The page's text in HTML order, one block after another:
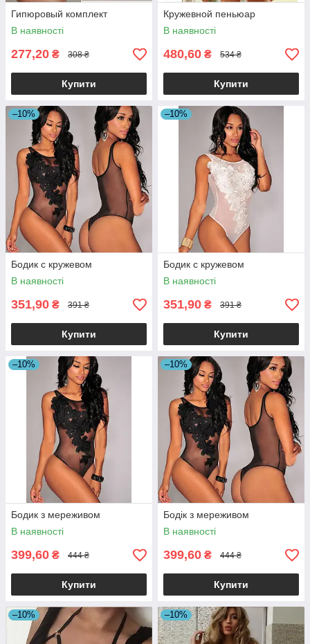
Гипюровый комплект
В наявності
277,20 ₴ 308 ₴
Купити
Кружевной пеньюар
В наявності
480,60 ₴ 534 ₴
Купити
–10%
Бодик с кружевом
В наявності
351,90 ₴ 391 ₴
Купити
–10%
Бодик с кружевом
В наявності
351,90 ₴ 391 ₴
Купити
–10%
Бодик з мереживом
В наявності
399,60 ₴ 444 ₴
Купити
–10%
Бодік з мереживом
В наявності
399,60 ₴ 444 ₴
Купити
–10% –10%